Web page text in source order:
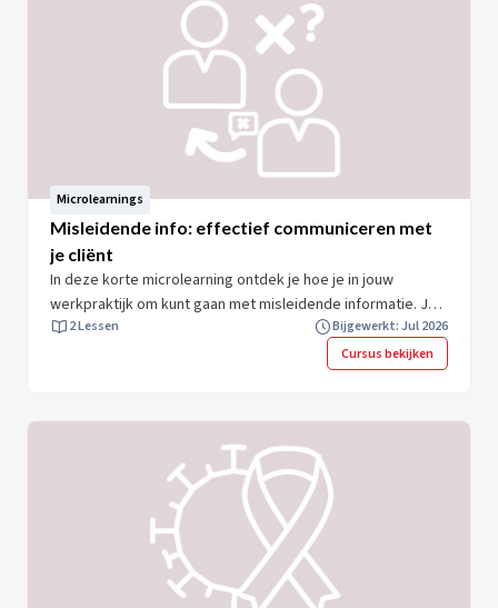
gezondheid. Neem 10 minuten om jouw kennis en expertise
te vergroten en start direct.
Microlearnings
Misleidende info: effectief communiceren met
je cliënt
In deze korte microlearning ontdek je hoe je in jouw
werkpraktijk om kunt gaan met misleidende informatie. Je
leert meer over waarom mensen in misleidende informatie
geloven. Je krijgt direct toepasbare inzichten. Na afloop
ben je beter voorbereid om misleidende informatie te
draag je bij aan betrouwbare informatievoorziening. Neem
10 minuten om jouw kennis en expertise te vergroten en
2 Lessen
Bijgewerkt: Jul 2026
Cursus bekijken